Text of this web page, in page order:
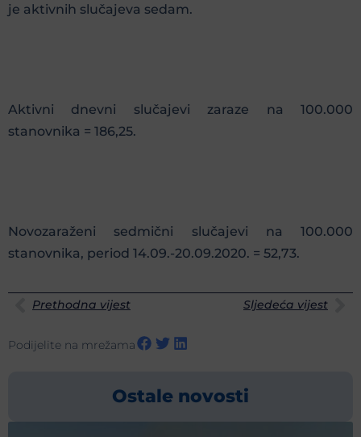
je aktivnih slučajeva sedam.
Aktivni dnevni slučajevi zaraze na 100.000
stanovnika = 186,25.
Novozaraženi sedmični slučajevi na 100.000
stanovnika, period 14.09.-20.09.2020. = 52,73.
Prethodna vijest Sljedeća vijest
Podijelite na mrežama
Ostale novosti